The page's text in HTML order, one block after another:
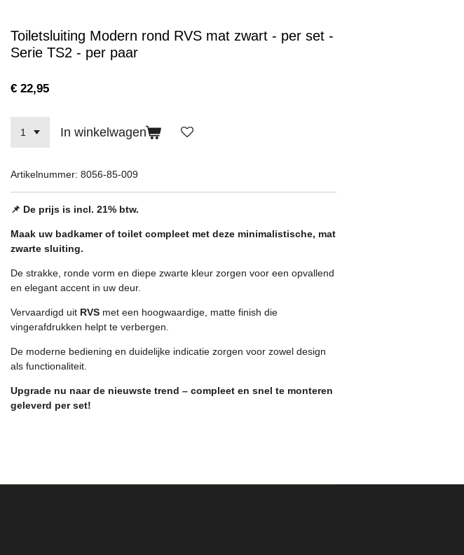
Toiletsluiting Modern rond RVS mat zwart - per set -
Serie TS2 - per paar
€ 22,95
In winkelwagen
Artikelnummer: 8056-85-009
📌 De prijs is incl. 21% btw.
Maak uw badkamer of toilet compleet met deze minimalistische, mat
zwarte sluiting.
De strakke, ronde vorm en diepe zwarte kleur zorgen voor een opvallend
en elegant accent in uw deur.
Vervaardigd uit RVS met een hoogwaardige, matte finish die
vingerafdrukken helpt te verbergen.
De moderne bediening en duidelijke indicatie zorgen voor zowel design
als functionaliteit.
Upgrade nu naar de nieuwste trend – compleet en snel te monteren
geleverd per set!